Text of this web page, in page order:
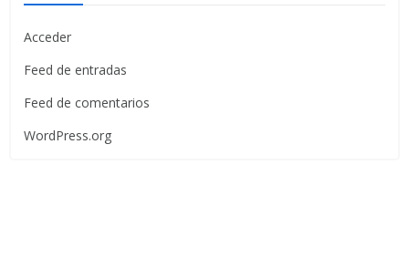
Acceder
Feed de entradas
Feed de comentarios
WordPress.org